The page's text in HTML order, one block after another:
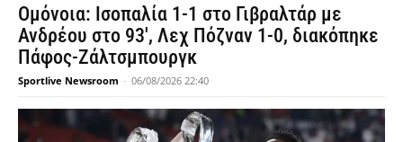
Ομόνοια: Ισοπαλία 1-1 στο Γιβραλτάρ με
Ανδρέου στο 93′, Λεχ Πόζναν 1-0, διακόπηκε
Πάφος-Ζάλτσμπουργκ
Sportlive Newsroom - 06/08/2026 22:40